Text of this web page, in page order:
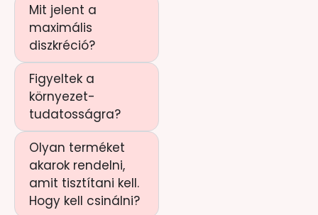
Mit jelent a
maximális
diszkréció?
Figyeltek a
környezet-
tudatosságra?
Olyan terméket
akarok rendelni,
amit tisztítani kell.
Hogy kell csinálni?